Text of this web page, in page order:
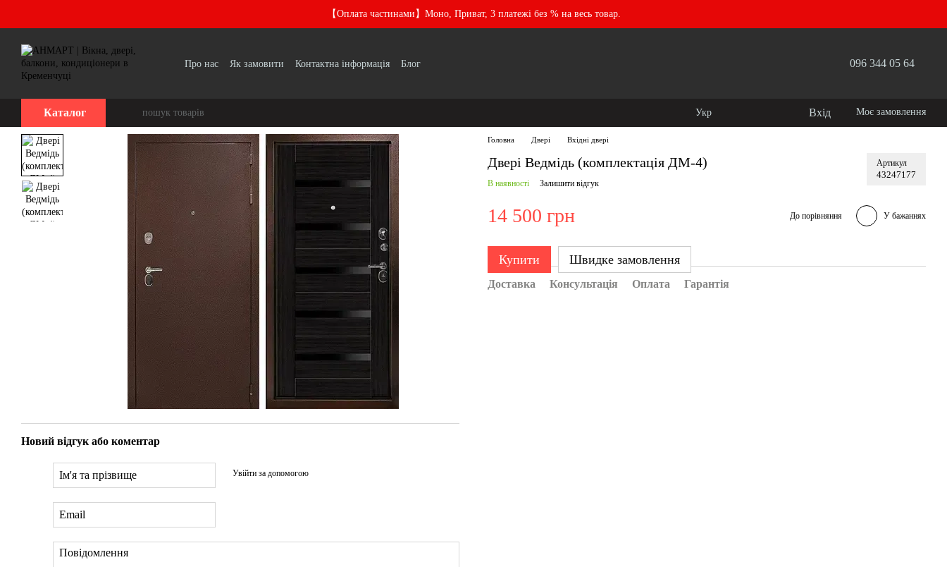
【Оплата частинами】Моно, Приват, 3 платежі без % на весь товар.
Про нас Як замовити Контактна інформація Блог 096 344 05 64
Каталог Укр Вхід Моє замовлення
Новий відгук або коментар
Увійти за допомогою
Головна Двері Вхідні двері
Двері Ведмідь (комплектація ДМ-4) Артикул
43247177
В наявності Залишити відгук
14 500 грн До порівняння У бажаннях
Купити Швидке замовлення
Доставка Консультація Оплата Гарантія